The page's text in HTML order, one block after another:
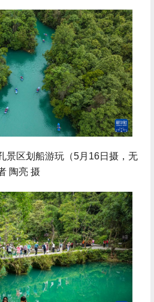
区划船游玩（5月16日摄，无
陶亮 摄